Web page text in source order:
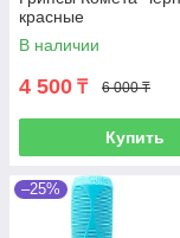
красные
В наличии
4 500 ₸ 6 000 ₸
Купить
–25%